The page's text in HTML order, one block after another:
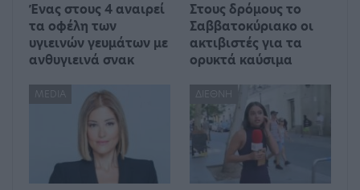
Ένας στους 4 αναιρεί
τα οφέλη των
υγιεινών γευμάτων με
ανθυγιεινά σνακ
Στους δρόμους το
Σαββατοκύριακο οι
ακτιβιστές για τα
ορυκτά καύσιμα
MEDIA ΔΙΕΘΝΉ